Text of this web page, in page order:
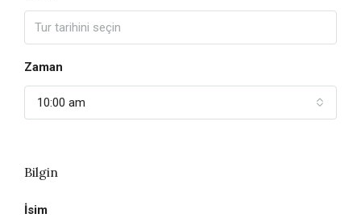
Zaman
10:00 am
Bilgin
İsim